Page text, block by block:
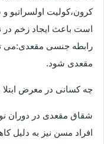
کرون،کولیت اولسراتیو
است باعث ایجاد زخم در
رابطه جنسی مقعدی:می
مقعدی شود.
چه کسانی در معرض
شقاق مقعدی در دوران
افراد مسن نیز به دلیل